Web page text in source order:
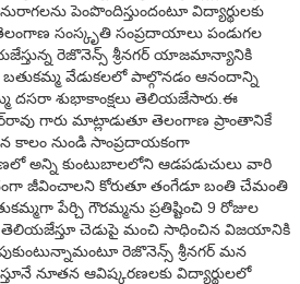
పెంపొందిస్తుందంటూ విద్యార్థులకు
సంస్కృతి సంప్రదాయాలు పండుగల
రెజొనెన్స్‌ శ్రీనగర్‌ యాజమాన్యానికి
వేడుకలలో పాల్గొనడం ఆనందాన్ని
దసరా శుభాకాంక్షలు తెలియజేసారు.ఈ
గారు మాట్లాడుతూ తెలంగాణ ప్రాంతానికే
కాలం నుండి సాంప్రదాయకంగా
అన్ని కుంటుబాలలోని ఆడపడుచులు వారి
జీవించాలని కోరుతూ తంగేడూ బంతి చేమంతి
పేర్చి గౌరమ్మను ప్రతిష్టించి 9 రోజుల
తెలియజేస్తూ చెడుపై మంచి సాధించిన విజయానికి
రెజొనెన్స్‌ శ్రీనగర్‌ మన
నూతన ఆవిష్కరణలకు విద్యార్థులలో